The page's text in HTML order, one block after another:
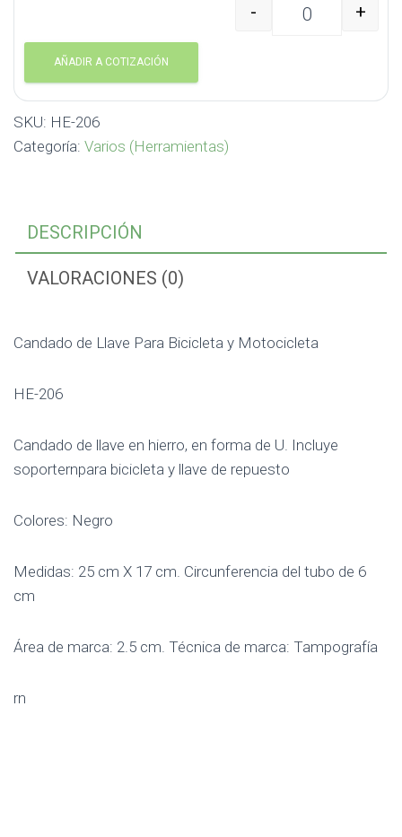
Candado de Llave
- +
AÑADIR A COTIZACIÓN
SKU: HE-206
Categoría: Varios (Herramientas)
DESCRIPCIÓN
VALORACIONES (0)
Candado de Llave Para Bicicleta y Motocicleta
HE-206
Candado de llave en hierro, en forma de U. Incluye
soporternpara bicicleta y llave de repuesto
Colores: Negro
Medidas: 25 cm X 17 cm. Circunferencia del tubo de 6
cm
Área de marca: 2.5 cm. Técnica de marca: Tampografía
rn